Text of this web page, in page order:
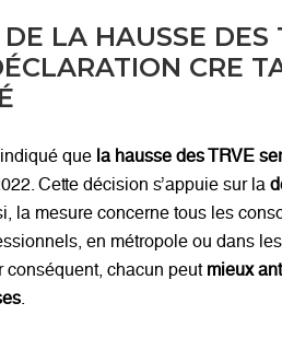
LA HAUSSE DES
CRE
que la hausse des TRVE
Cette décision s’appuie sur la
la mesure concerne tous les
en métropole ou dans
conséquent, chacun peut mieux